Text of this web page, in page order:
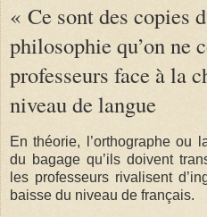
« Ce sont des copies
philosophie qu’on ne
professeurs face à la
niveau de langue
En théorie, l’orthographe ou
du bagage qu’ils doivent
les professeurs rivalisent
baisse du niveau de français.